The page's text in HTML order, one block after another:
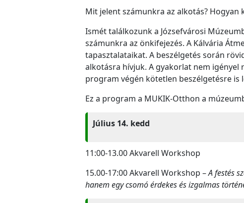
Mit jelent számunkra az alkotás?
Ismét találkozunk a Józsefvárosi
számunkra az önkifejezés. A Kálvária
tapasztalataikat. A beszélgetés során
alkotásra hívjuk. A gyakorlat nem
program végén kötetlen beszélgetésre is
Ez a program a MUKIK-Otthon a
Július 14. kedd
11:00-13.00 Akvarell Workshop
15.00-17:00 Akvarell Workshop –A festés
hanem egy csomó érdekes és izgalmas